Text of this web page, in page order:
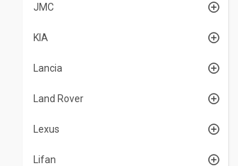
JMC
KIA
Lancia
Land Rover
Lexus
Lifan